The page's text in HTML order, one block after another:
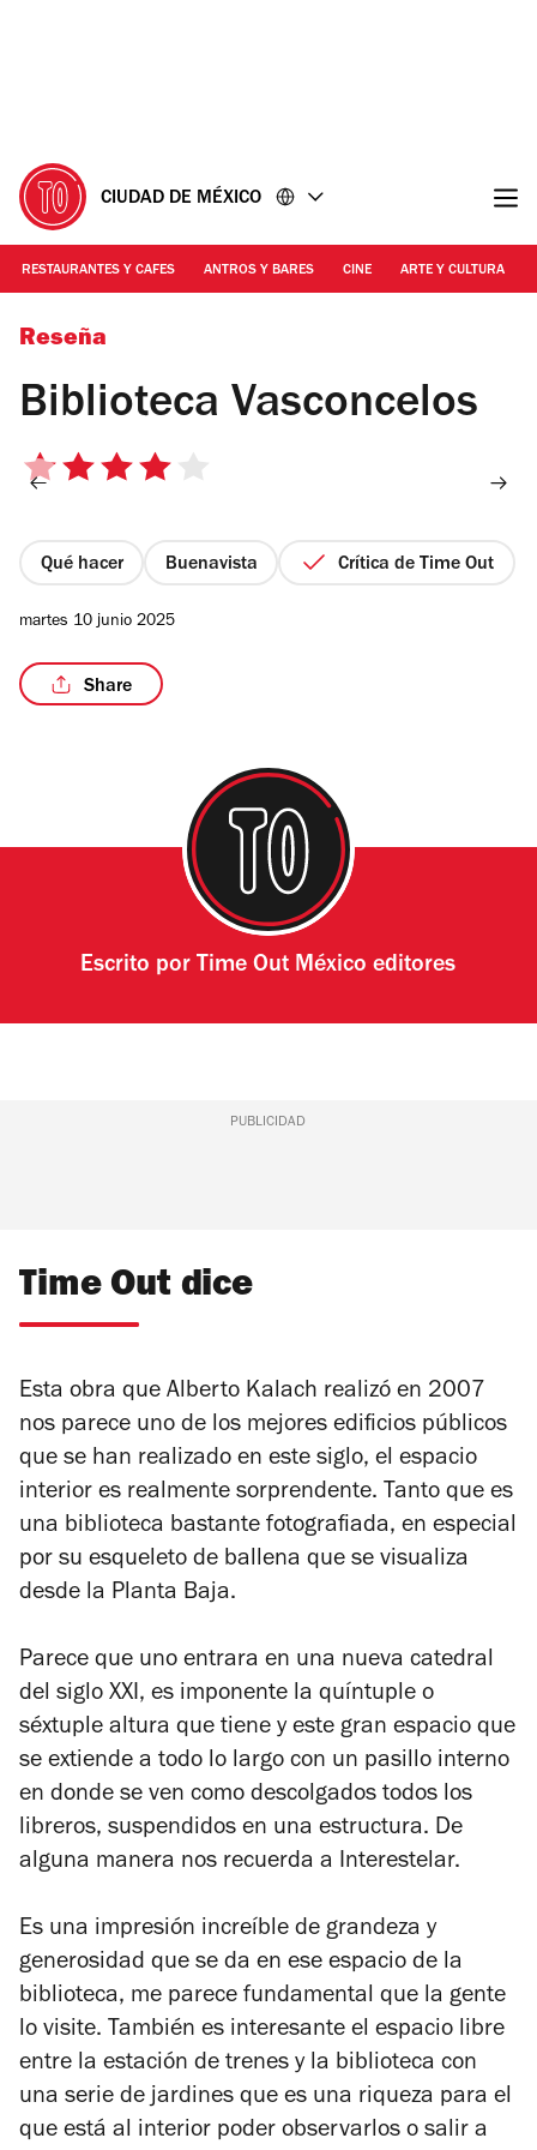
CIUDAD DE MÉXICO
RESTAURANTES Y CAFES ANTROS Y BARES CINE ARTE Y CULTURA
Foto: Alejandra Carbajal
Reseña
Biblioteca Vasconcelos
4
estrellas
Qué hacer Buenavista Crítica de Time Out
martes 10 junio 2025
Share
Escrito por Time Out México editores
PUBLICIDAD
Time Out dice
Esta obra que Alberto Kalach realizó en 2007
nos parece uno de los mejores edificios públicos
que se han realizado en este siglo, el espacio
interior es realmente sorprendente. Tanto que es
una biblioteca bastante fotografiada, en especial
por su esqueleto de ballena que se visualiza
desde la Planta Baja.
Parece que uno entrara en una nueva catedral
del siglo XXI, es imponente la quíntuple o
séxtuple altura que tiene y este gran espacio que
se extiende a todo lo largo con un pasillo interno
en donde se ven como descolgados todos los
libreros, suspendidos en una estructura. De
alguna manera nos recuerda a Interestelar.
Es una impresión increíble de grandeza y
generosidad que se da en ese espacio de la
biblioteca, me parece fundamental que la gente
lo visite. También es interesante el espacio libre
entre la estación de trenes y la biblioteca con
una serie de jardines que es una riqueza para el
que está al interior poder observarlos o salir a